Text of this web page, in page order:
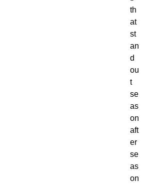
th
at
st
an
d
ou
t
se
as
on
aft
er
se
as
on